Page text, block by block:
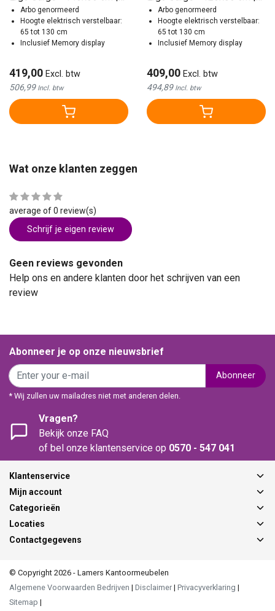
NEN/NPR Genormeerd
Arbo genormeerd
Hoogte elektrisch verstelbaar:
65 tot 130 cm
Inclusief Memory display
419,00 Excl. btw
506,99 Incl. btw
NEN/NPR Genormeerd
Arbo genormeerd
Hoogte elektrisch verstelbaar:
65 tot 130 cm
Inclusief Memory display
409,00 Excl. btw
494,89 Incl. btw
Wat onze klanten zeggen
average of 0 review(s)
Schrijf je eigen review
Geen reviews gevonden
Help ons en andere klanten door het schrijven van een
review
Abonneer je op onze nieuwsbrief
Abonneer
* Wij zullen uw mailadres niet met anderen delen.
Vragen?
Bekijk onze FAQ
of bel onze klantenservice op 0570 - 547 041
Klantenservice
Mijn account
Categorieën
Locaties
Contactgegevens
© Copyright 2026 - Lamers Kantoormeubelen
Algemene Voorwaarden Bedrijven | Disclaimer | Privacyverklaring |
Sitemap |